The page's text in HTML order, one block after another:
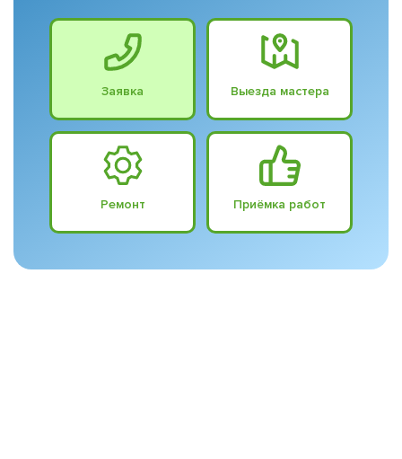
Заявка Выезда мастера
Ремонт Приёмка работ